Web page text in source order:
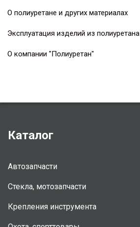
О полиуретане и других материалах
Эксплуатация изделий из полиуретана
О компании "Полиуретан"
Каталог
Автозапчасти
Стекла, мотозапчасти
Крепления инструмента